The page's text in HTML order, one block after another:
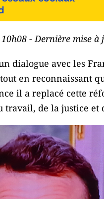
- Dernière mise
dialogue avec les
en reconnaissant
il a replacé cette
de la justice et